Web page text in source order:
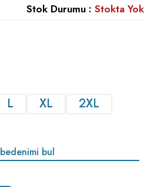
Stok Durumu : Stokta Yok
L XL
2XL
bedenimi bul